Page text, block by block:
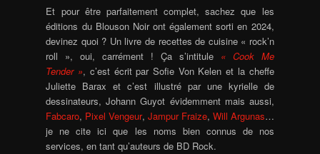
Et pour être parfaitement complet, sachez que les
éditions du Blouson Noir ont également sorti en 2024,
devinez quoi ? Un livre de recettes de cuisine « rock’n
roll », oui, carrément ! Ça s’intitule « Cook Me
Tender », c’est écrit par Sofie Von Kelen et la cheffe
Juliette Barax et c’est illustré par une kyrielle de
dessinateurs, Johann Guyot évidemment mais aussi,
Fabcaro, Pixel Vengeur, Jampur Fraize, Will Argunas…
je ne cite ici que les noms bien connus de nos
services, en tant qu’auteurs de BD Rock.